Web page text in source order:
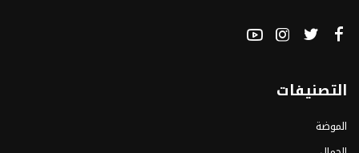
التصنيفات
الموضة